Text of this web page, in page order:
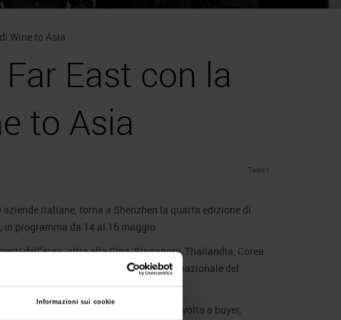
Informazioni sui cookie
Wine to Asia
East con la
to Asia
Tweet
italiane, torna a Shenzhen la quarta edizione di
, in programma da 14 al 16 maggio.
dell’area: oltre alla Cina, Singapore, Thailandia, Corea
strategici per lo sviluppo internazionale del
a una mirata campagna di incoming rivolta a buyer,